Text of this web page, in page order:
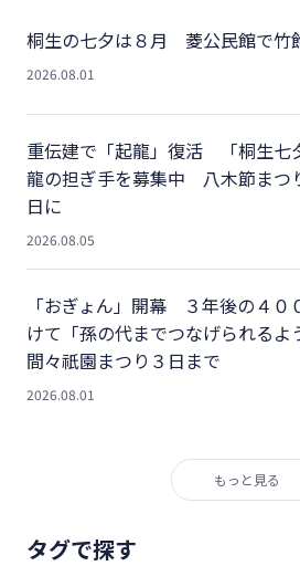
桐生の七夕は８月 菱公民館で竹
2026.08.01
重伝建で「起龍」復活 「桐生七
龍の担ぎ手を募集中 八木節まつ
日に
2026.08.05
「おぎょん」開幕 ３年後の４０
けて「孫の代までつなげられる
間々祇園まつり３日まで
2026.08.01
もっと見る
タグで探す